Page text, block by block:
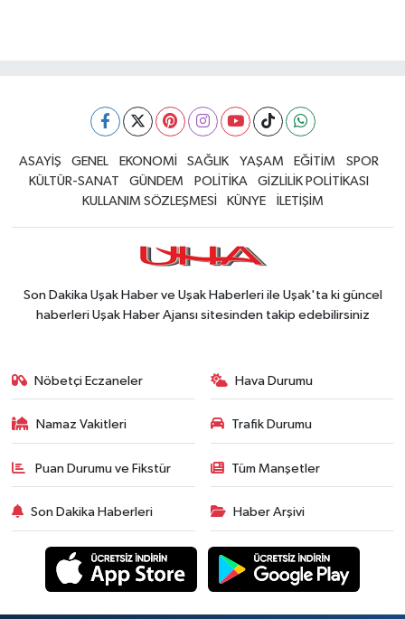
ASAYİŞ GENEL EKONOMİ SAĞLIK YAŞAM EĞİTİM
SPOR
KÜLTÜR-SANAT
GÜNDEM POLİTİKA
GİZLİLİK POLİTİKASI
KULLANIM SÖZLEŞMESİ
KÜNYE İLETİŞİM
Son Dakika Uşak Haber ve Uşak Haberleri ile Uşak'ta ki güncel
haberleri Uşak Haber Ajansı sitesinden takip edebilirsiniz
Nöbetçi Eczaneler Hava Durumu
Namaz Vakitleri Trafik Durumu
Puan Durumu ve Fikstür Tüm Manşetler
Son Dakika Haberleri Haber Arşivi